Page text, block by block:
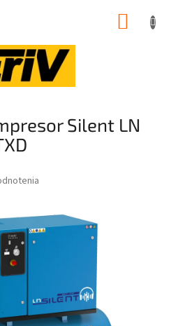
Silent LN